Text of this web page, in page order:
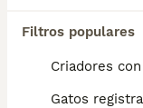
Filtros populares
Criadores
Gatos
¿Son
gatos